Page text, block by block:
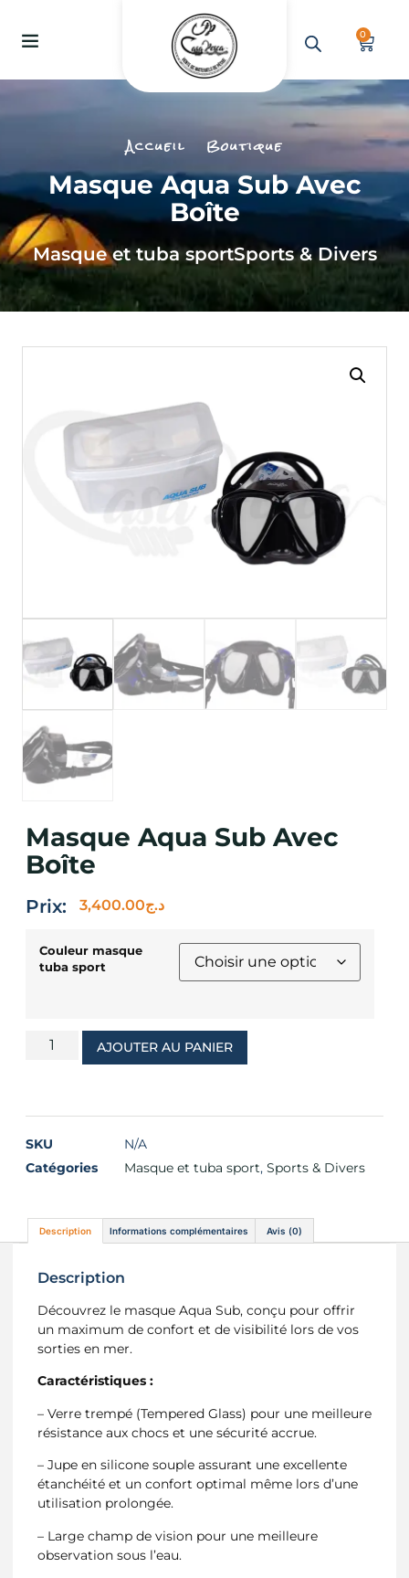
0
Accueil Boutique
Masque Aqua Sub Avec
Boîte
Masque et tuba sportSports & Divers
Masque Aqua Sub Avec
Boîte
Prix: د.ج3,400.00
Couleur masque
tuba sport
AJOUTER AU PANIER
SKU
N/A
Catégories
Masque et tuba sport, Sports & Divers
Description Informations complémentaires Avis (0)
Description
Découvrez le masque Aqua Sub, conçu pour offrir
un maximum de confort et de visibilité lors de vos
sorties en mer.
Caractéristiques :
– Verre trempé (Tempered Glass) pour une meilleure
résistance aux chocs et une sécurité accrue.
– Jupe en silicone souple assurant une excellente
étanchéité et un confort optimal même lors d’une
utilisation prolongée.
– Large champ de vision pour une meilleure
observation sous l’eau.